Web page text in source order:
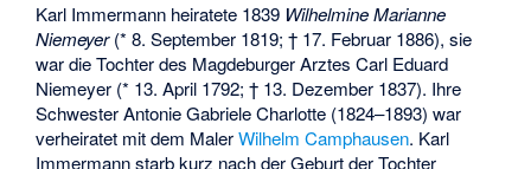
Karl Immermann heiratete 1839 Wilhelmine Marianne
Niemeyer(* 8. September 1819; † 17. Februar 1886), sie
war die Tochter des Magdeburger ArztesCarl Eduard
Niemeyer (* 13. April 1792; † 13. Dezember 1837). Ihre
Schwester Antonie Gabriele Charlotte (1824–1893) war
verheiratet mit dem MalerWilhelm Camphausen. Karl
Immermann starb kurz nach der Geburt der Tochter